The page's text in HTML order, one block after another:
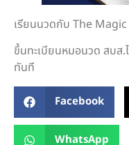
เรียนนวดกับ The
ขึ้นทะเบียนหมอนวด สบส.
ทันที
Facebook
WhatsApp